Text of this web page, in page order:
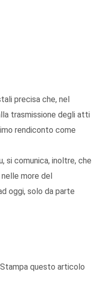
precisa che, nel
trasmissione degli atti
rendiconto come
si comunica, inoltre, che
more del
oggi, solo da parte
Stampa questo articolo